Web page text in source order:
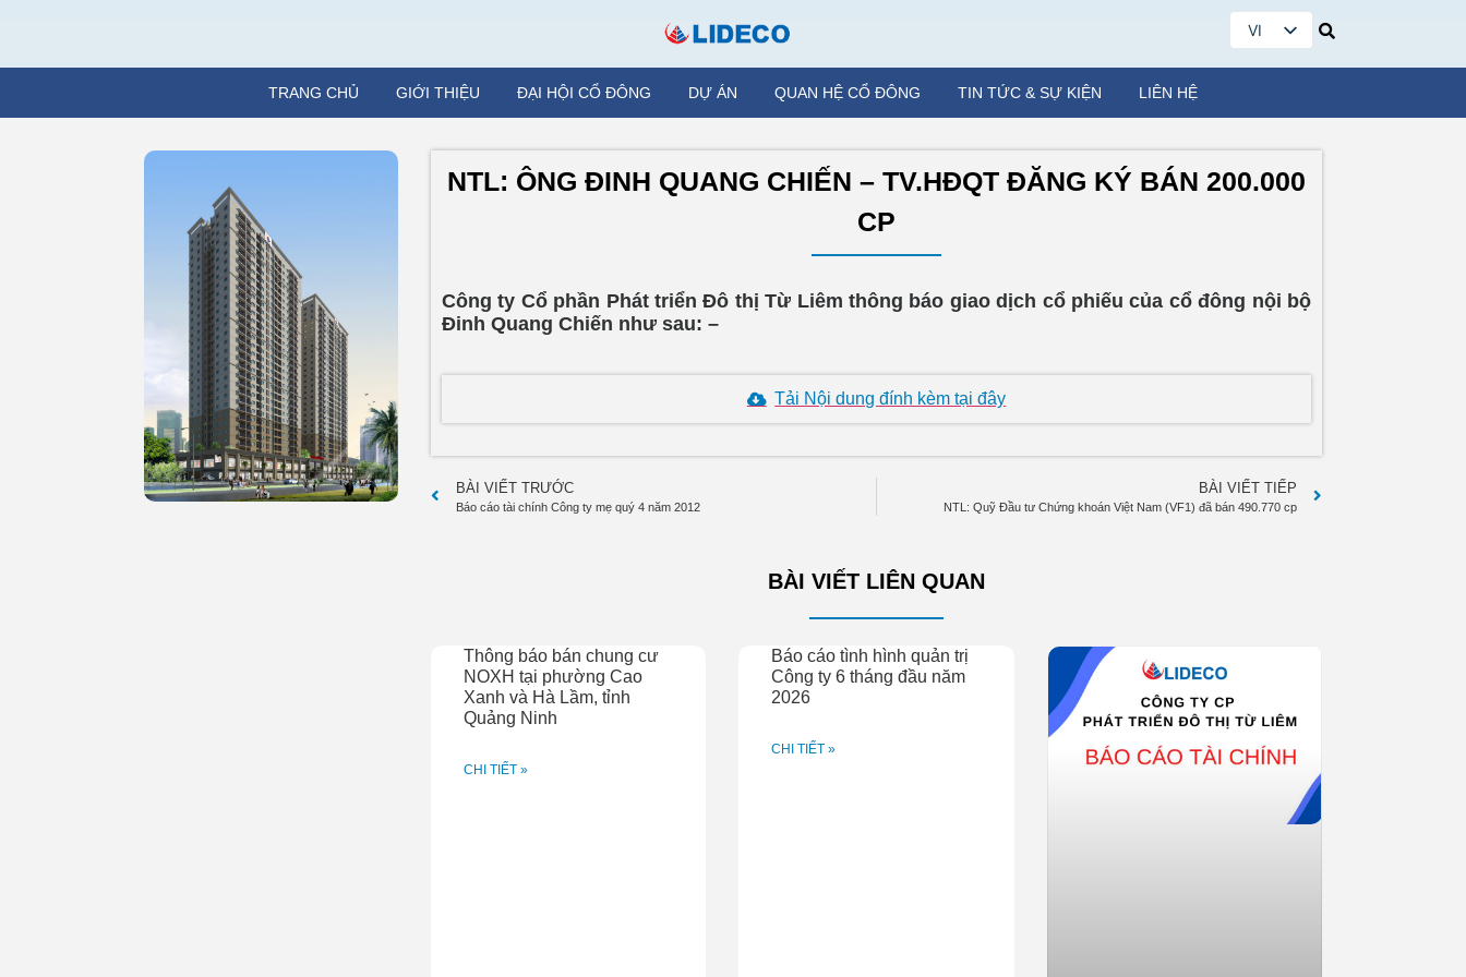
VI
EN
TRANG CHỦ GIỚI THIỆU ĐẠI HỘI CỔ ĐÔNG DỰ ÁN QUAN HỆ CỔ ĐÔNG TIN TỨC & SỰ KIỆN LIÊN HỆ
NTL: ÔNG ĐINH QUANG CHIẾN – TV.HĐQT ĐĂNG KÝ BÁN 200.000
CP
Công ty Cổ phần Phát triển Đô thị Từ Liêm thông báo giao dịch cổ phiếu của cổ đông nội bộ
Đinh Quang Chiến như sau: –
Tải Nội dung đính kèm tại đây
BÀI VIẾT TRƯỚC
Báo cáo tài chính Công ty mẹ quý 4 năm 2012
BÀI VIẾT TIẾP
NTL: Quỹ Đầu tư Chứng khoán Việt Nam (VF1) đã bán 490.770 cp
BÀI VIẾT LIÊN QUAN
Thông báo bán chung cư
NOXH tại phường Cao
Xanh và Hà Lầm, tỉnh
Quảng Ninh
CHI TIẾT »
Báo cáo tình hình quản trị
Công ty 6 tháng đầu năm
2026
CHI TIẾT »